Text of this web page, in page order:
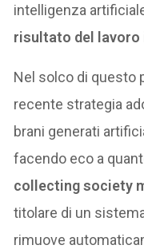
intelligenza
risultato del lavoro
Nel solco di questo
recente strategia
brani generati
facendo eco a
collecting society
titolare di un
rimuove